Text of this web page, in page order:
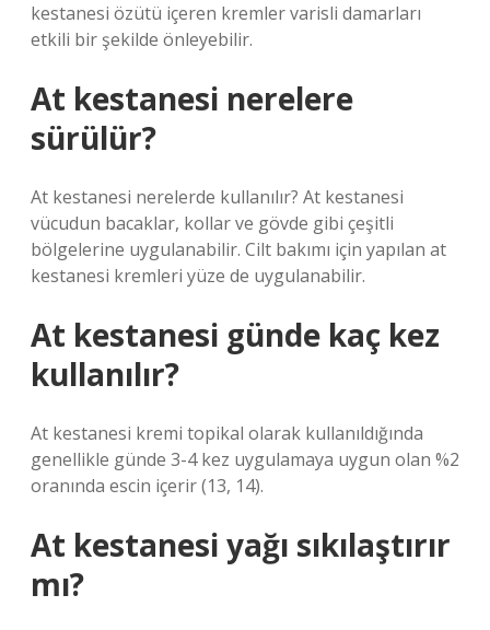
kestanesi özütü içeren kremler varisli damarları
etkili bir şekilde önleyebilir.
At kestanesi nerelere
sürülür?
At kestanesi nerelerde kullanılır? At kestanesi
vücudun bacaklar, kollar ve gövde gibi çeşitli
bölgelerine uygulanabilir. Cilt bakımı için yapılan at
kestanesi kremleri yüze de uygulanabilir.
At kestanesi günde kaç kez
kullanılır?
At kestanesi kremi topikal olarak kullanıldığında
genellikle günde 3-4 kez uygulamaya uygun olan %2
oranında escin içerir (13, 14).
At kestanesi yağı sıkılaştırır
mı?